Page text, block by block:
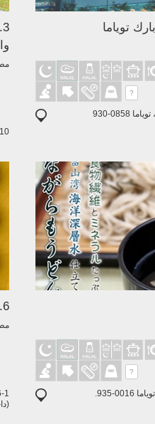
10 كوماكي ، شوجاوا ماتشي ، مدينة تونامي ، توياما 0304-932
?
6. باسيف كيتشن
?